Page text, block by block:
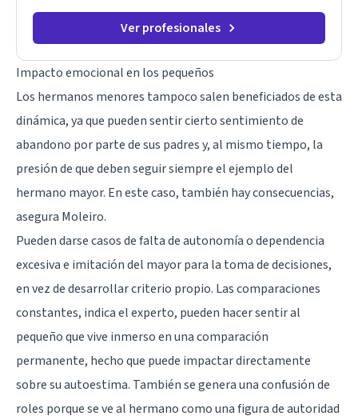
Ver profesionales
Impacto emocional en los pequeños
Los hermanos menores tampoco salen beneficiados de esta
dinámica, ya que pueden sentir cierto sentimiento de
abandono por parte de sus padres y, al mismo tiempo, la
presión de que deben seguir siempre el ejemplo del
hermano mayor. En este caso, también hay consecuencias,
asegura Moleiro.
Pueden darse casos de falta de autonomía o dependencia
excesiva e imitación del mayor para la toma de decisiones,
en vez de desarrollar criterio propio. Las comparaciones
constantes, indica el experto, pueden hacer sentir al
pequeño que vive inmerso en una comparación
permanente, hecho que puede impactar directamente
sobre su autoestima. También se genera una confusión de
roles porque se ve al hermano como una figura de autoridad